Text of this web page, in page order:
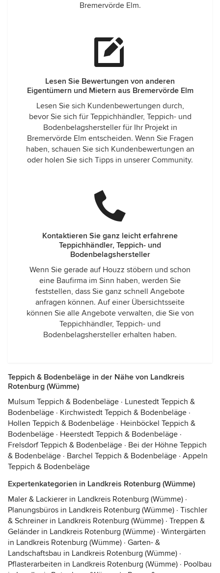
Bremervörde Elm.
Lesen Sie Bewertungen von anderen
Eigentümern und Mietern aus Bremervörde Elm
Lesen Sie sich Kundenbewertungen durch,
bevor Sie sich für Teppichhändler, Teppich- und
Bodenbelagshersteller für Ihr Projekt in
Bremervörde Elm entscheiden. Wenn Sie Fragen
haben, schauen Sie sich Kundenbewertungen an
oder holen Sie sich Tipps in unserer Community.
Kontaktieren Sie ganz leicht erfahrene
Teppichhändler, Teppich- und
Bodenbelagshersteller
Wenn Sie gerade auf Houzz stöbern und schon
eine Baufirma im Sinn haben, werden Sie
feststellen, dass Sie ganz schnell Angebote
anfragen können. Auf einer Übersichtsseite
können Sie alle Angebote verwalten, die Sie von
Teppichhändler, Teppich- und
Bodenbelagshersteller erhalten haben.
Teppich & Bodenbeläge in der Nähe von Landkreis
Rotenburg (Wümme)
Mulsum Teppich & Bodenbeläge · Lunestedt Teppich &
Bodenbeläge · Kirchwistedt Teppich & Bodenbeläge ·
Hollen Teppich & Bodenbeläge · Heinböckel Teppich &
Bodenbeläge · Heerstedt Teppich & Bodenbeläge ·
Frelsdorf Teppich & Bodenbeläge · Bei der Höhne Teppich
& Bodenbeläge · Barchel Teppich & Bodenbeläge · Appeln
Teppich & Bodenbeläge
Expertenkategorien in Landkreis Rotenburg (Wümme)
Maler & Lackierer in Landkreis Rotenburg (Wümme) ·
Planungsbüros in Landkreis Rotenburg (Wümme) · Tischler
& Schreiner in Landkreis Rotenburg (Wümme) · Treppen &
Geländer in Landkreis Rotenburg (Wümme) · Wintergärten
in Landkreis Rotenburg (Wümme) · Garten- &
Landschaftsbau in Landkreis Rotenburg (Wümme) ·
Pflasterarbeiten in Landkreis Rotenburg (Wümme) · Poolbau